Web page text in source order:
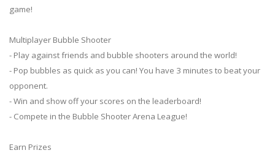
game!
Multiplayer Bubble Shooter
- Play against friends and bubble shooters around the world!
- Pop bubbles as quick as you can! You have 3 minutes to beat your
opponent.
- Win and show off your scores on the leaderboard!
- Compete in the Bubble Shooter Arena League!
Earn Prizes